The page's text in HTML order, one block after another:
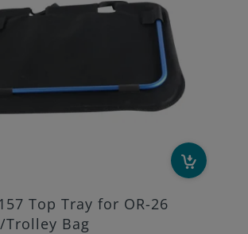
Top Tray for OR-26
Trolley Bag